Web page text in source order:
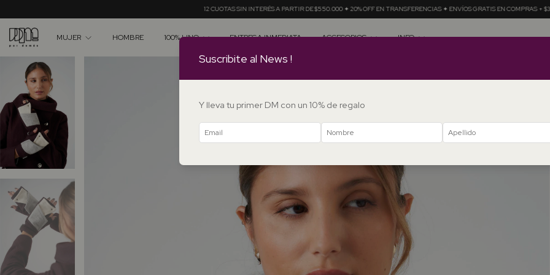
12 CUOTAS SIN INTERÉS A PARTIR DE $550.000 ✦ 20% OFF EN TRANSFERENCIAS ✦ ENVÍOS GRATIS EN COMPRAS + $350.000 12 CUOTAS SIN INTERÉS A
MUJER HOMBRE 100% LINO ENTREGA INMEDIATA ACCESORIOS INFO
Suscribite al News !
Y lleva tu primer DM con un 10% de regalo